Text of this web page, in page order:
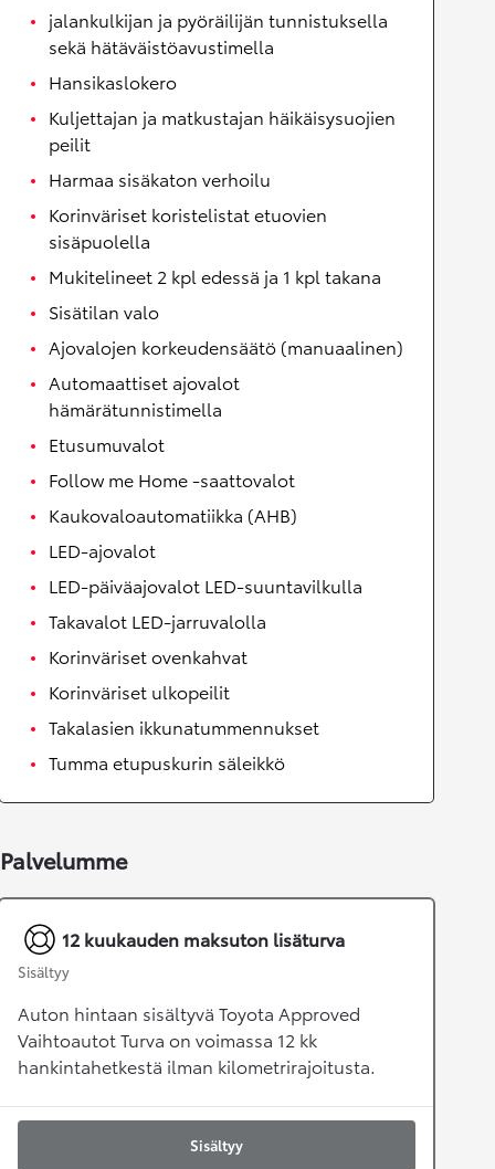
jalankulkijan ja pyöräilijän tunnistuksella
sekä hätäväistöavustimella
Hansikaslokero
Kuljettajan ja matkustajan häikäisysuojien
peilit
Harmaa sisäkaton verhoilu
Korinväriset koristelistat etuovien
sisäpuolella
Mukitelineet 2 kpl edessä ja 1 kpl takana
Sisätilan valo
Ajovalojen korkeudensäätö (manuaalinen)
Automaattiset ajovalot
hämärätunnistimella
Etusumuvalot
Follow me Home -saattovalot
Kaukovaloautomatiikka (AHB)
LED-ajovalot
LED-päiväajovalot LED-suuntavilkulla
Takavalot LED-jarruvalolla
Korinväriset ovenkahvat
Korinväriset ulkopeilit
Takalasien ikkunatummennukset
Tumma etupuskurin säleikkö
Palvelumme
12 kuukauden maksuton lisäturva
Sisältyy
Auton hintaan sisältyvä Toyota Approved
Vaihtoautot Turva on voimassa 12 kk
hankintahetkestä ilman kilometrirajoitusta.
Sisältyy